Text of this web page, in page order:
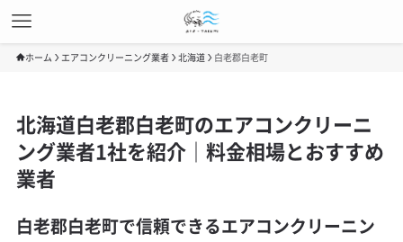
ホーム エアコンクリーニング業者 北海道 白老郡白老町
北海道白老郡白老町のエアコンクリーニ
ング業者1社を紹介｜料金相場とおすすめ
業者
白老郡白老町で信頼できるエアコンクリーニン